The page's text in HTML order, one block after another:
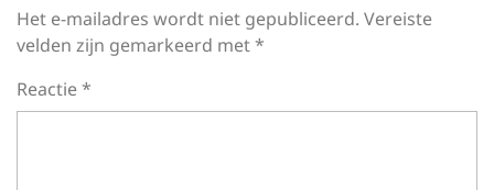
Het e-mailadres wordt niet gepubliceerd. Vereiste
velden zijn gemarkeerd met*
Reactie*